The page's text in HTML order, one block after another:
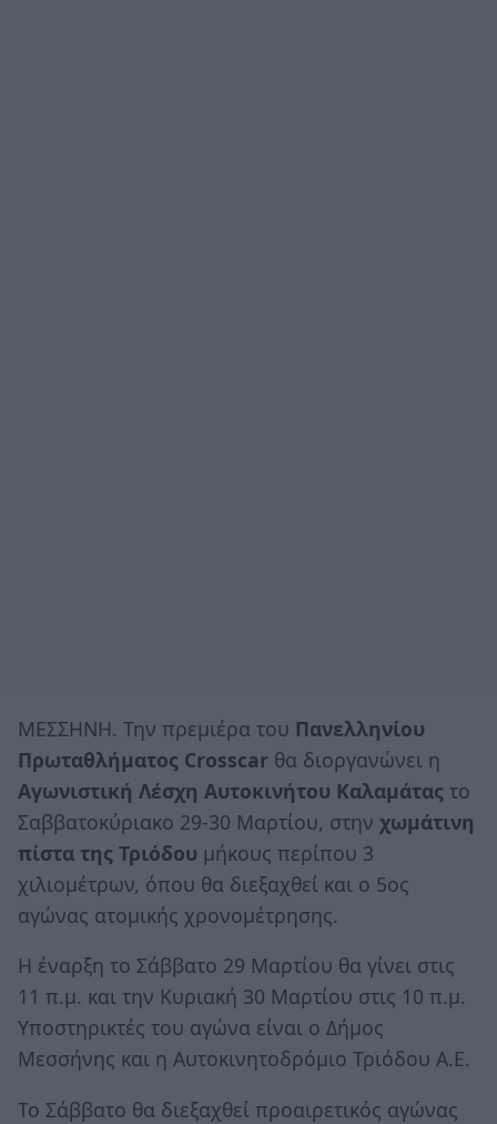
ΜΕΣΣΗΝΗ. Την πρεμιέρα του Πανελληνίου
Πρωταθλήματος Crosscar θα διοργανώνει η
Αγωνιστική Λέσχη Αυτοκινήτου Καλαμάτας το
Σαββατοκύριακο 29-30 Μαρτίου, στην χωμάτινη
πίστα της Τριόδου μήκους περίπου 3
χιλιομέτρων, όπου θα διεξαχθεί και ο 5ος
αγώνας ατομικής χρονομέτρησης.
Η έναρξη το Σάββατο 29 Μαρτίου θα γίνει στις
11 π.μ. και την Κυριακή 30 Μαρτίου στις 10 π.μ.
Υποστηρικτές του αγώνα είναι ο Δήμος
Μεσσήνης και η Αυτοκινητοδρόμιο Τριόδου Α.Ε.
Το Σάββατο θα διεξαχθεί προαιρετικός αγώνας